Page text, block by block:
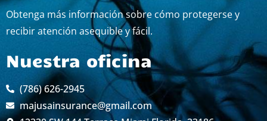
Obtenga más información sobre cómo protegerse y
recibir atención asequible y fácil.
Nuestra oficina
(786) 626-2945
majusainsurance@gmail.com